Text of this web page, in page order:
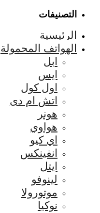
التصنيفات
الرئيسية
الهواتف المحمولة
ابل
ايس
اول كول
اتش ام دى
هونر
هواوي
اي كيو
انفينكس
ايتل
لينوفو
موتورولا
نوكيا